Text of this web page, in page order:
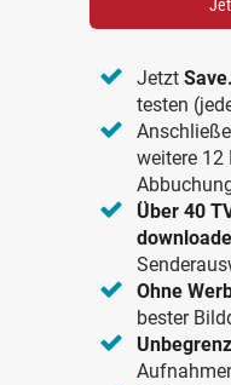
Jetzt
testen
weitere 12
Über 40
Ohne
bester